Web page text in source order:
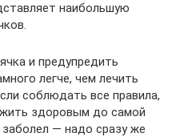
наибольшую
и предупредить
легче, чем лечить
соблюдать все правила,
здоровым до самой
— надо сразу же